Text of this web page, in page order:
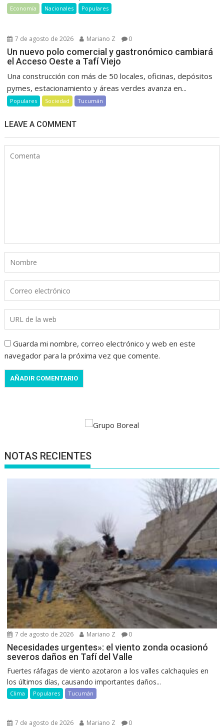
Economía Nacionales Populares
7 de agosto de 2026 Mariano Z 0
Un nuevo polo comercial y gastronómico cambiará
el Acceso Oeste a Tafí Viejo
Una construcción con más de 50 locales, oficinas, depósitos
pymes, estacionamiento y áreas verdes avanza en...
Populares Sociedad Tucumán
LEAVE A COMMENT
Guarda mi nombre, correo electrónico y web en este
navegador para la próxima vez que comente.
NOTAS RECIENTES
7 de agosto de 2026 Mariano Z 0
Necesidades urgentes»: el viento zonda ocasionó
severos daños en Tafí del Valle
Fuertes ráfagas de viento azotaron a los valles calchaquíes en
los últimos días, causando importantes daños...
Clima Populares Tucumán
7 de agosto de 2026 Mariano Z 0